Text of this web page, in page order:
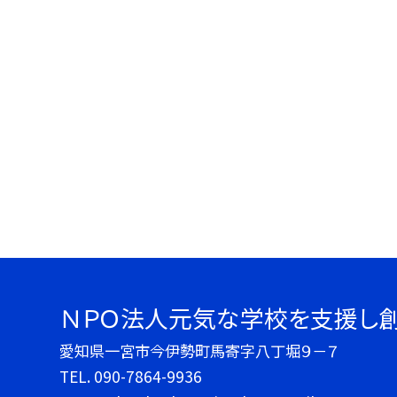
ＮＰＯ法人元気な学校を支援し
愛知県一宮市今伊勢町馬寄字八丁堀９－７
TEL. 090-7864-9936